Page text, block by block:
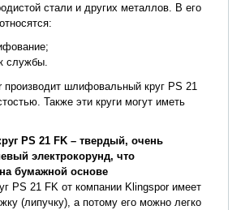
стали и других металлов. В его
службы.
производит шлифовальный круг PS 21
Также эти круги могут иметь
PS 21 FK – твердый, очень
электрокорунд, что
бумажной основе
PS 21 FK от компании Klingspor имеет
(липучку), а потому его можно легко